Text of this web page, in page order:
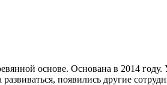
основе. Основана в 2014
появились другие